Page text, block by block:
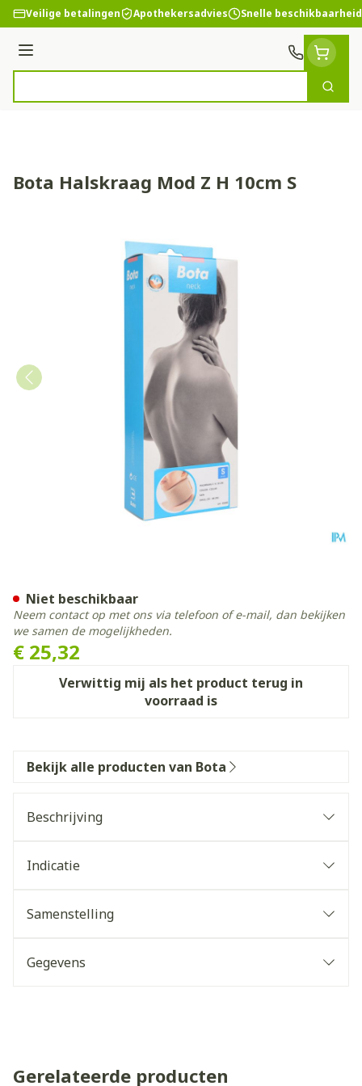
Ga naar de inhoud
Veilige betalingen Apothekersadvies Snelle beschikbaarheid
Menu
Zoek
Bota Halskraag Mod Z H 10cm S
€ 25,32
Verwittig mij als het product terug in
voorraad is
Niet beschikbaar
Neem contact op met ons via telefoon of e-mail, dan bekijken
we samen de mogelijkheden.
Bekijk alle producten van Bota
Beschrijving
Indicatie
Samenstelling
Gegevens
Gerelateerde producten